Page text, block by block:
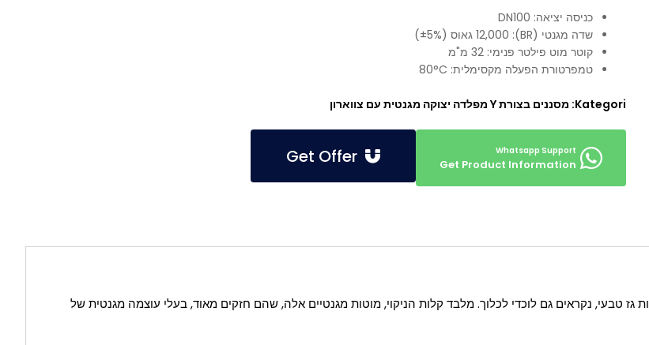
כניסה יציאה: DN100
שדה מגנטי (BR): 12,000 גאוס (±5%)
קוטר מוט פילטר פנימי: 32 מ"מ
טמפרטורת הפעלה מקסימלית: 80°C
Kategori: מסננים בצורת Y מפלדה יצוקה מגנטית עם צווארון
Get Product Information
גז טבעי, נקראים גם לוכדי לכלוך. מלבד קלות הניקוי, מוטות מגנטיים אלה, שהם חזקים מאוד, בעלי עוצמה מגנטית של